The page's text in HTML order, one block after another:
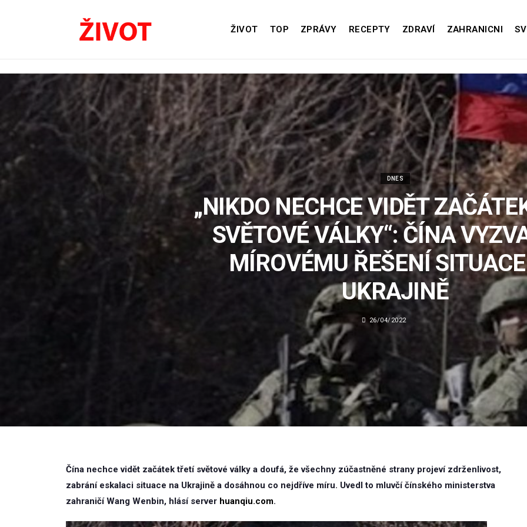
ŽIVOT TOP ZPRÁVY RECEPTY ZDRAVÍ ZAHRANICNI
DNES
„NIKDO NECHCE VIDĚT
SVĚTOVÉ VÁLKY“: ČÍNA
MÍROVÉMU ŘEŠENÍ
UKRAJINĚ
26/04/2022
Čína nechce vidět začátek třetí světové války a doufá, že všechny zúčastněné strany projeví zdrženlivost,
zabrání eskalaci situace na Ukrajině a dosáhnou co nejdříve míru. Uvedl to mluvčí čínského ministerstva
zahraničí Wang Wenbin, hlásí server huanqiu.com.